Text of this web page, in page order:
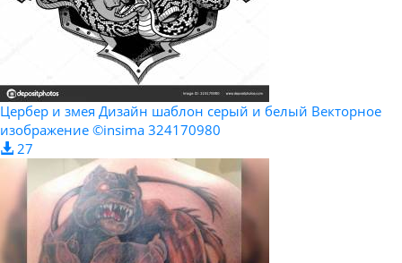
Цербер и змея Дизайн шаблон серый и белый Векторное
изображение ©insima 324170980
27